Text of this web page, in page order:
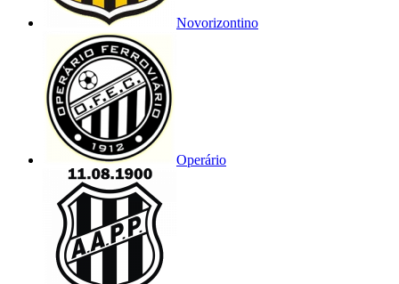
Novorizontino
Operário